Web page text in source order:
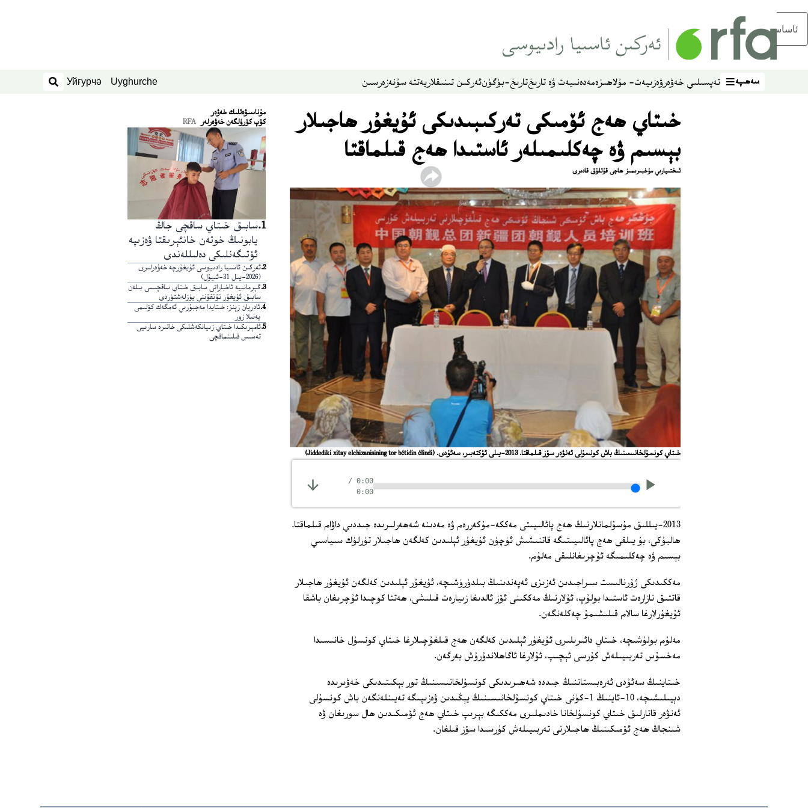
ئاساسلىق مەزمۇنغا ئاتلاڭ
سەھىپە
سەھىپە تەپسىلىي خەۋەرۋەزىيەت- مۇلاھىزەمەدەنىيەت ۋە تارىختارىخ-بۈگۈنئەركىن تىنىقلاريەتتە سۇنەزەرسىن Uyghurche
Уйғурчә
ئىزدەش
خىتاي ھەج ئۆمىكى تەركىبىدىكى ئۇيغۇر ھاجىلار
بېسىم ۋە چەكلىمىلەر ئاستىدا ھەج قىلماقتا
ئىختىيارىي مۇخبىرىمىز ھاجى قۇتلۇق قادىرى
خىتاي كونسۇلخانىسىنىڭ باش كونسۇلى ئەنۋەر سۆز قىلماقتا. 2013-يىلى ئۆكتەبىر، سەئۇدى. (Jiddediki xitay elchixanisining tor bétidin élindi)
0:00
/
0:00
2013-يىللىق مۇسۇلمانلارنىڭ ھەج پائالىيىتى مەككە-مۇكەررەم ۋە مەدىنە شەھەرلىرىدە جىددىي داۋام قىلماقتا.
ھالبۇكى، بۇ يىلقى ھەج پائالىيىتىگە قاتنىشىش ئۈچۈن ئۇيغۇر ئېلىدىن كەلگەن ھاجىلار تۈرلۈك سىياسىي
بېسىم ۋە چەكلىمىگە ئۇچرىغانلىقى مەلۇم.
مەككىدىكى ژۇرنالىست سىراجىدىن ئەزىزى ئەپەندىنىڭ بىلدۈرۈشىچە، ئۇيغۇر ئېلىدىن كەلگەن ئۇيغۇر ھاجىلار
قاتتىق نازارەت ئاستىدا بولۇپ، ئۇلارنىڭ مەككىنى ئۆز ئالدىغا زىيارەت قىلىشى، ھەتتا كوچىدا ئۇچرىغان باشقا
ئۇيغۇرلارغا سالام قىلىشىمۇ چەكلەنگەن.
مەلۇم بولۇشىچە، خىتاي دائىرىلىرى ئۇيغۇر ئېلىدىن كەلگەن ھەج قىلغۇچىلارغا خىتاي كونسۇل خانىسىدا
مەخسۇس تەربىيىلەش كۇرسى ئېچىپ، ئۇلارغا ئاگاھلاندۇرۇش بەرگەن.
خىتاينىڭ سەئۇدى ئەرەبىستاننىڭ جىددە شەھىرىدىكى كونسۇلخانىسىنىڭ تور بېكىتىدىكى خەۋىرىدە
دېيىلىشىچە، 10-ئاينىڭ 1-كۈنى خىتاي كونسۇلخانىسىنىڭ يېڭىدىن ۋەزىپىگە تەيىنلەنگەن باش كونسۇلى
ئەنۋەر قاتارلىق خىتاي كونسۇلخانا خادىملىرى مەككىگە بېرىپ خىتاي ھەج ئۆمىكىدىن ھال سورىغان ۋە
شىنجاڭ ھەج ئۆمىكىنىڭ ھاجىلارنى تەربىيىلەش كۇرسىدا سۆز قىلغان.
ﻣﯘﻧﺎﺳﯩﯟﻩﺗﻠﯩﻚ ﺧﻪﯞﻩﺭ
كۆپ كۆرۈلگەن خەۋەرلەر
RFA
1
.سابىق خىتاي ساقچى جاڭ
يابونىڭ خوتەن خانئېرىقتا ۋەزىپە
ئۆتىگەنلىكى دەلىللەندى
2
.ئەركىن ئاسىيا رادىيوسى ئۇيغۇرچە خەۋەرلىرى
(2026-يىل 31-ئىيۇل)
3
.گېرمانىيە ئاخباراتى سابىق خىتاي ساقچىسى بىلەن
سابىق ئۇيغۇر تۇتقۇننى يۈزلەشتۈردى
4
.ئادريان زېنز: خىتايدا مەجبۇرىي ئەمگەك كۆلىمى
يەنىلا زور
5
.ئامېرىكىدا خىتاي زىيانكەشلىكى خاتىرە سارىيى
تەسىس قىلىنماقچى